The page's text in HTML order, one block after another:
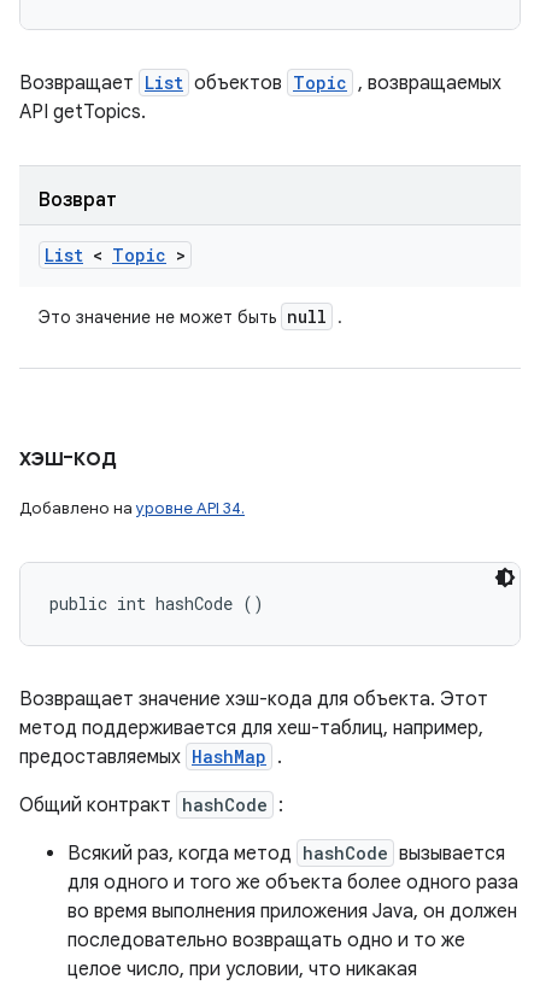
Возвращает List объектов Topic , возвращаемых
API getTopics.
Возврат
List < Topic >
Это значение не может быть null .
хэш-код
Добавлено науровне API 34.
public int hashCode ()
Возвращает значение хэш-кода для объекта. Этот
метод поддерживается для хеш-таблиц, например,
предоставляемых HashMap .
Общий контракт hashCode :
Всякий раз, когда метод hashCode вызывается
для одного и того же объекта более одного раза
во время выполнения приложения Java, он должен
последовательно возвращать одно и то же
целое число, при условии, что никакая